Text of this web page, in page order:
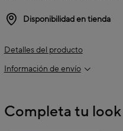
Disponibilidad en tienda
Detalles del producto
Información de envío
Completa tu look